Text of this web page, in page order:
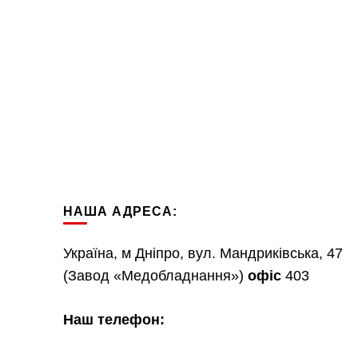
НАША АДРЕСА:
Україна, м Дніпро, вул. Мандриківська, 47
(Завод «Медобладнання») офіс 403
Наш телефон: